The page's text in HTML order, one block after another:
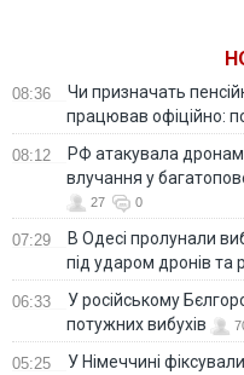
08:36
Чи призначать
працював офіційно:
08:12
РФ атакувала
влучання у
27 0
07:29
В Одесі пролунали
під ударом дронів та
06:33
У російському
потужних вибухів
05:25
У Німеччині